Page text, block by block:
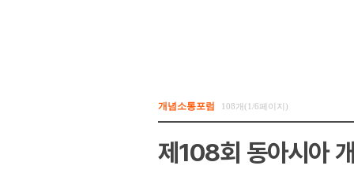
개념소통포럼 108개(1/6페이지)
제108회 동아시아